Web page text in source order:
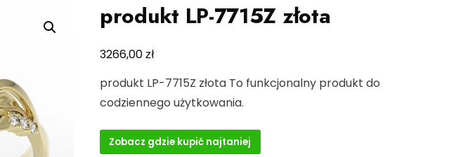
produkt LP-7715Z złota
3266,00zł
produkt LP-7715Z złota To funkcjonalny produkt do
codziennego użytkowania.
Zobacz gdzie kupić najtaniej